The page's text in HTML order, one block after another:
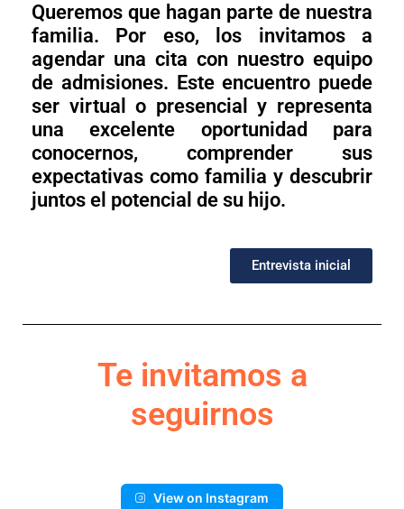
Queremos que hagan parte de nuestra
familia. Por eso, los invitamos a
agendar una cita con nuestro equipo
de admisiones. Este encuentro puede
ser virtual o presencial y representa
una excelente oportunidad para
conocernos, comprender sus
expectativas como familia y descubrir
juntos el potencial de su hijo.
Entrevista inicial
Te invitamos a
seguirnos
View on Instagram